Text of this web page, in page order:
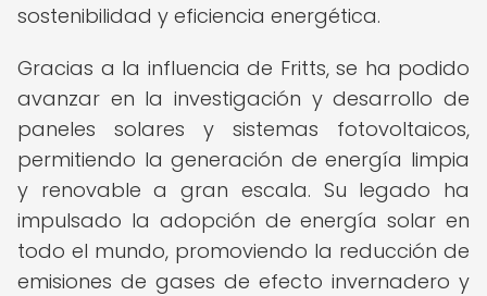
sostenibilidad y eficiencia energética.
Gracias a la influencia de Fritts, se ha podido
avanzar en la investigación y desarrollo de
paneles solares y sistemas fotovoltaicos,
permitiendo la generación de energía limpia
y renovable a gran escala. Su legado ha
impulsado la adopción de energía solar en
todo el mundo, promoviendo la reducción de
emisiones de gases de efecto invernadero y